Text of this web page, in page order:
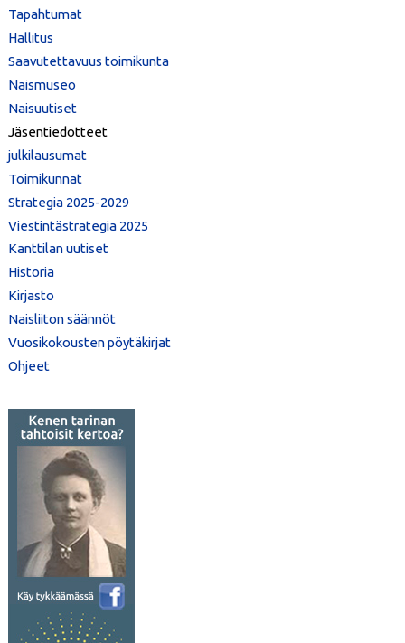
Tapahtumat
Hallitus
Saavutettavuus toimikunta
Naismuseo
Naisuutiset
Jäsentiedotteet
julkilausumat
Toimikunnat
Strategia 2025-2029
Viestintästrategia 2025
Kanttilan uutiset
Historia
Kirjasto
Naisliiton säännöt
Vuosikokousten pöytäkirjat
Ohjeet